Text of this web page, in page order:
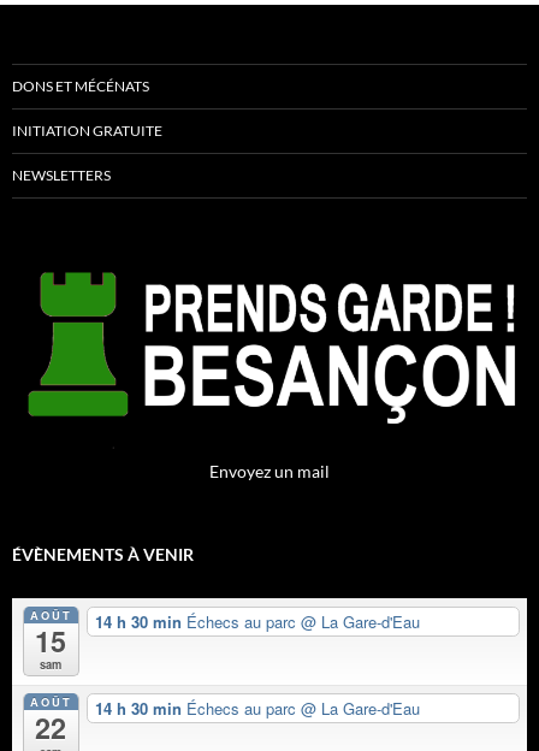
DONS ET MÉCÉNATS
INITIATION GRATUITE
NEWSLETTERS
Envoyez un mail
ÉVÈNEMENTS À VENIR
AOÛT
15
sam
14 h 30 min Échecs au parc @ La Gare-d'Eau
AOÛT
22
14 h 30 min Échecs au parc @ La Gare-d'Eau